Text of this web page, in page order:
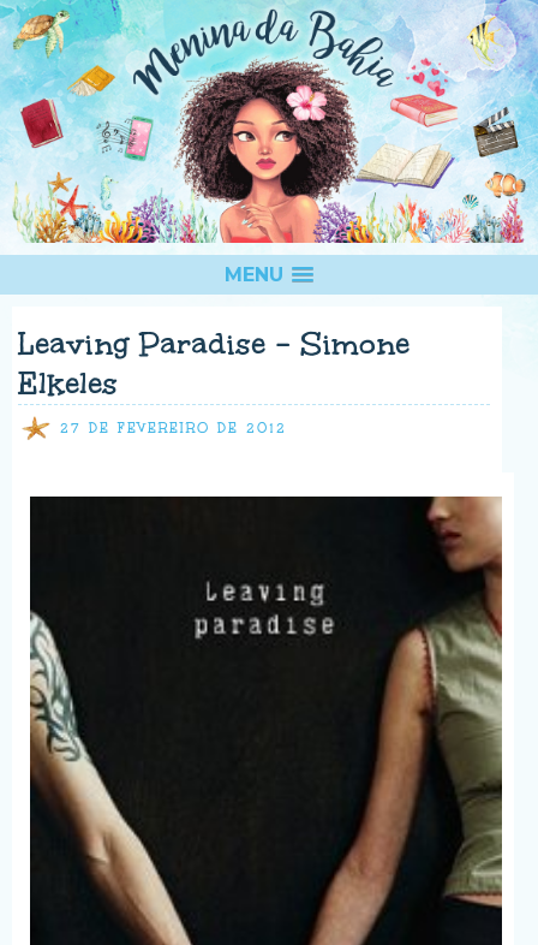
MENU
Leaving Paradise - Simone
Elkeles
27 DE FEVEREIRO DE 2012